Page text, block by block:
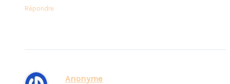
Répondre
Anonyme